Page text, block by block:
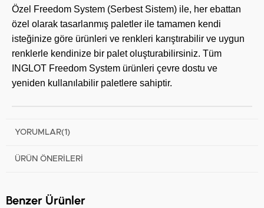
Özel Freedom System (Serbest Sistem) ile, her ebattan
özel olarak tasarlanmış paletler ile tamamen kendi
isteğinize göre ürünleri ve renkleri karıştırabilir ve uygun
renklerle kendinize bir palet oluşturabilirsiniz. Tüm
INGLOT Freedom System ürünleri çevre dostu ve
yeniden kullanılabilir paletlere sahiptir.
YORUMLAR(1)
ÜRÜN ÖNERILERI
Benzer Ürünler